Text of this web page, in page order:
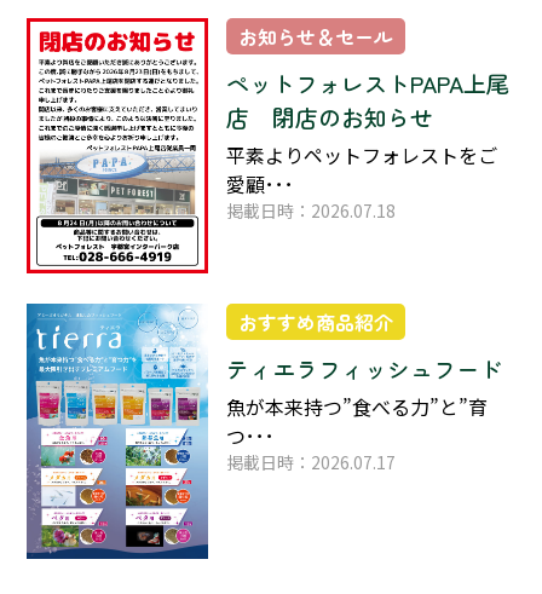
お知らせ＆セール
ペットフォレストPAPA上尾
店 閉店のお知らせ
平素よりペットフォレストをご
愛顧･･･
掲載日時：2026.07.18
おすすめ商品紹介
ティエラフィッシュフード
魚が本来持つ”食べる力”と”育
つ･･･
掲載日時：2026.07.17